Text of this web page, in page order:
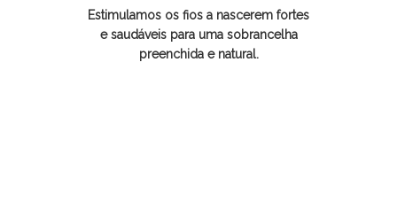
Estimulamos os fios a nascerem fortes
e saudáveis para uma sobrancelha
preenchida e natural.